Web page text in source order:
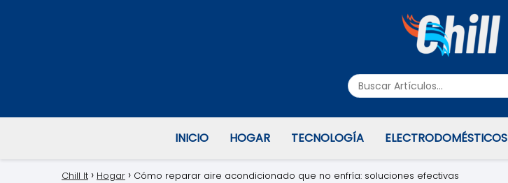
INICIO HOGAR TECNOLOGÍA ELECTRODOMÉSTICOS
Chill It Hogar Cómo reparar aire acondicionado que no enfría: soluciones efectivas